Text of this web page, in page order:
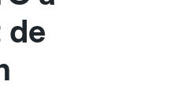
de